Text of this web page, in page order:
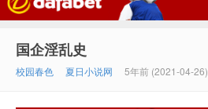
国企淫乱史
校园春色 夏日小说网 5年前 (2021-04-26)